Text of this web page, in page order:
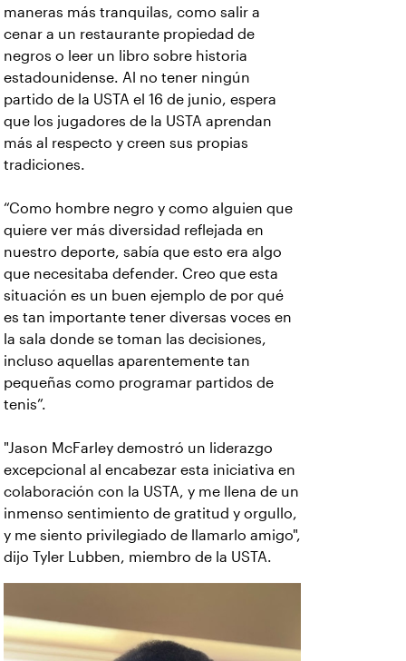
maneras más tranquilas, como salir a
cenar a un restaurante propiedad de
negros o leer un libro sobre historia
estadounidense. Al no tener ningún
partido de la USTA el 16 de junio, espera
que los jugadores de la USTA aprendan
más al respecto y creen sus propias
tradiciones.
“Como hombre negro y como alguien que
quiere ver más diversidad reflejada en
nuestro deporte, sabía que esto era algo
que necesitaba defender. Creo que esta
situación es un buen ejemplo de por qué
es tan importante tener diversas voces en
la sala donde se toman las decisiones,
incluso aquellas aparentemente tan
pequeñas como programar partidos de
tenis”.
​​"Jason McFarley demostró un liderazgo
excepcional al encabezar esta iniciativa en
colaboración con la USTA, y me llena de un
inmenso sentimiento de gratitud y orgullo,
y me siento privilegiado de llamarlo amigo",
dijo Tyler Lubben, miembro de la USTA.